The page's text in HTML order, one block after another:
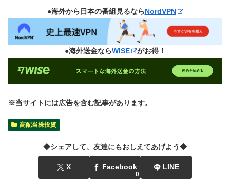
●海外から日本の番組見るならNordVPN
●海外送金ならWISE がお得！
※当サイトには広告を含む記事があります。
高配当株投資
◆シェアして、友達にもおしえてあげよう◆
X Facebook
0
LINE